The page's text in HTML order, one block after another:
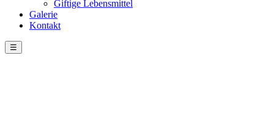
Giftige Lebensmittel
Galerie
Kontakt
☰